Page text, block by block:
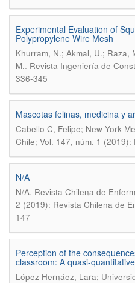
Experimental Evaluation of
Polypropylene Wire Mesh
Khurram, N.; Akmal, U.; Raza,
M.. Revista Ingeniería de
336-345
Mascotas felinas, medicina y
Cabello C, Felipe; New York
Chile; Vol. 147, núm. 1 (2019):
N/A
N/A. Revista Chilena de
2 (2019): Revista Chilena de
147
Perception of the
classroom: A quasi-
López Hernáez, Lara;